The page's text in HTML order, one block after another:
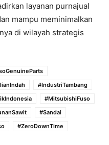
layanan purnajual
mampu meminimalkan
di wilayah strategis
#IndustriTambang
#MitsubishiFuso
#Sandai
#ZeroDownTime